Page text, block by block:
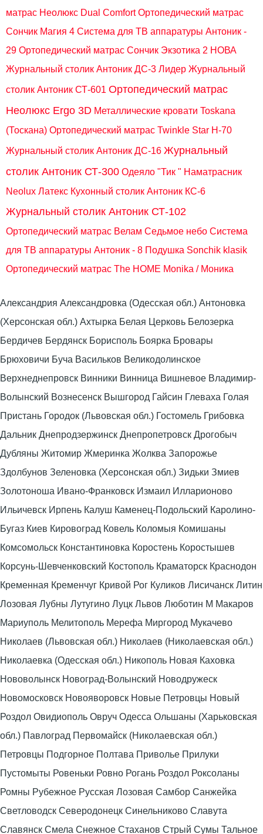
матрас Неолюкс Dual Comfort Ортопедический матрас
Сончик Магия 4 Система для ТВ аппаратуры Антоник -
29 Ортопедический матрас Сончик Экзотика 2 НОВА
Журнальный столик Антоник ДС-3 Лидер Журнальный
столик Антоник СТ-601 Ортопедический матрас
Неолюкс Ergo 3D Металлические кровати Toskana
(Тоскана) Ортопедический матрас Twinkle Star H-70
Журнальный столик Антоник ДС-16 Журнальный
столик Антоник СТ-300 Одеяло "Тик " Наматрасник
Neolux Латекс Кухонный столик Антоник КС-6
Журнальный столик Антоник СТ-102
Ортопедический матрас Велам Седьмое небо Система
для ТВ аппаратуры Антоник - 8 Подушка Sonchik klasik
Ортопедический матрас The HOME Monika / Моника
Александрия Александровка (Одесская обл.) Антоновка
(Херсонская обл.) Ахтырка Белая Церковь Белозерка
Бердичев Бердянск Борисполь Боярка Бровары
Брюховичи Буча Васильков Великодолинское
Верхнеднепровск Винники Винница Вишневое Владимир-
Волынский Вознесенск Вышгород Гайсин Глеваха Голая
Пристань Городок (Львовская обл.) Гостомель Грибовка
Дальник Днепродзержинск Днепропетровск Дрогобыч
Дубляны Житомир Жмеринка Жолква Запорожье
Здолбунов Зеленовка (Херсонская обл.) Зидьки Змиев
Золотоноша Ивано-Франковск Измаил Илларионово
Ильичевск Ирпень Калуш Каменец-Подольский Каролино-
Бугаз Киев Кировоград Ковель Коломыя Комишаны
Комсомольск Константиновка Коростень Коростышев
Корсунь-Шевченковский Костополь Краматорск Краснодон
Кременная Кременчуг Кривой Рог Куликов Лисичанск Литин
Лозовая Лубны Лутугино Луцк Львов Люботин М Макаров
Мариуполь Мелитополь Мерефа Миргород Мукачево
Николаев (Львовская обл.) Николаев (Николаевская обл.)
Николаевка (Одесская обл.) Никополь Новая Каховка
Нововолынск Новоград-Волынский Новодружеск
Новомосковск Новояворовск Новые Петровцы Новый
Роздол Овидиополь Овруч Одесса Ольшаны (Харьковская
обл.) Павлоград Первомайск (Николаевская обл.)
Петровцы Подгорное Полтава Приволье Прилуки
Пустомыты Ровеньки Ровно Рогань Роздол Роксоланы
Ромны Рубежное Русская Лозовая Самбор Санжейка
Светловодск Северодонецк Синельниково Славута
Славянск Смела Снежное Стаханов Стрый Сумы Тальное